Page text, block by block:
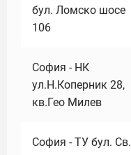
бул. Ломско шосе
106
София - НК
ул.Н.Коперник 28,
кв.Гео Милев
София - ТУ бул. Св.